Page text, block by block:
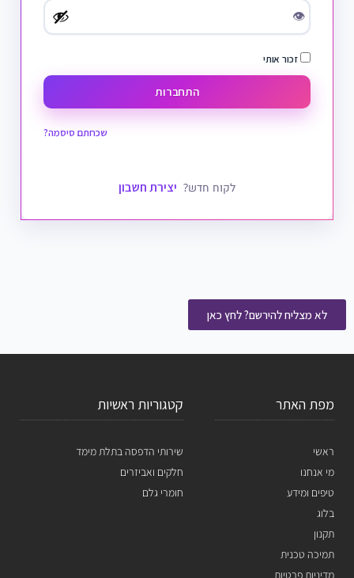
👁
זכור אותי
התחברות
שכחתם סיסמה?
לקוח חדש? יצירת חשבון
לא מצליח להירשם? לחץ כאן
מפת האתר
ראשי
מי אנחנו
טיפים ומידע
בלוג
תקנון
תמיכה טכנית
מדיניות פרטיות
קטגוריות ראשיות
שירותי הדפסה בתלת מימד
חלקים ואביזרים
חומרי גלם